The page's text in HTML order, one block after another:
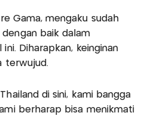
Gama, mengaku sudah
baik dalam
Diharapkan, keinginan
terwujud.
di sini, kami bangga
berharap bisa menikmati